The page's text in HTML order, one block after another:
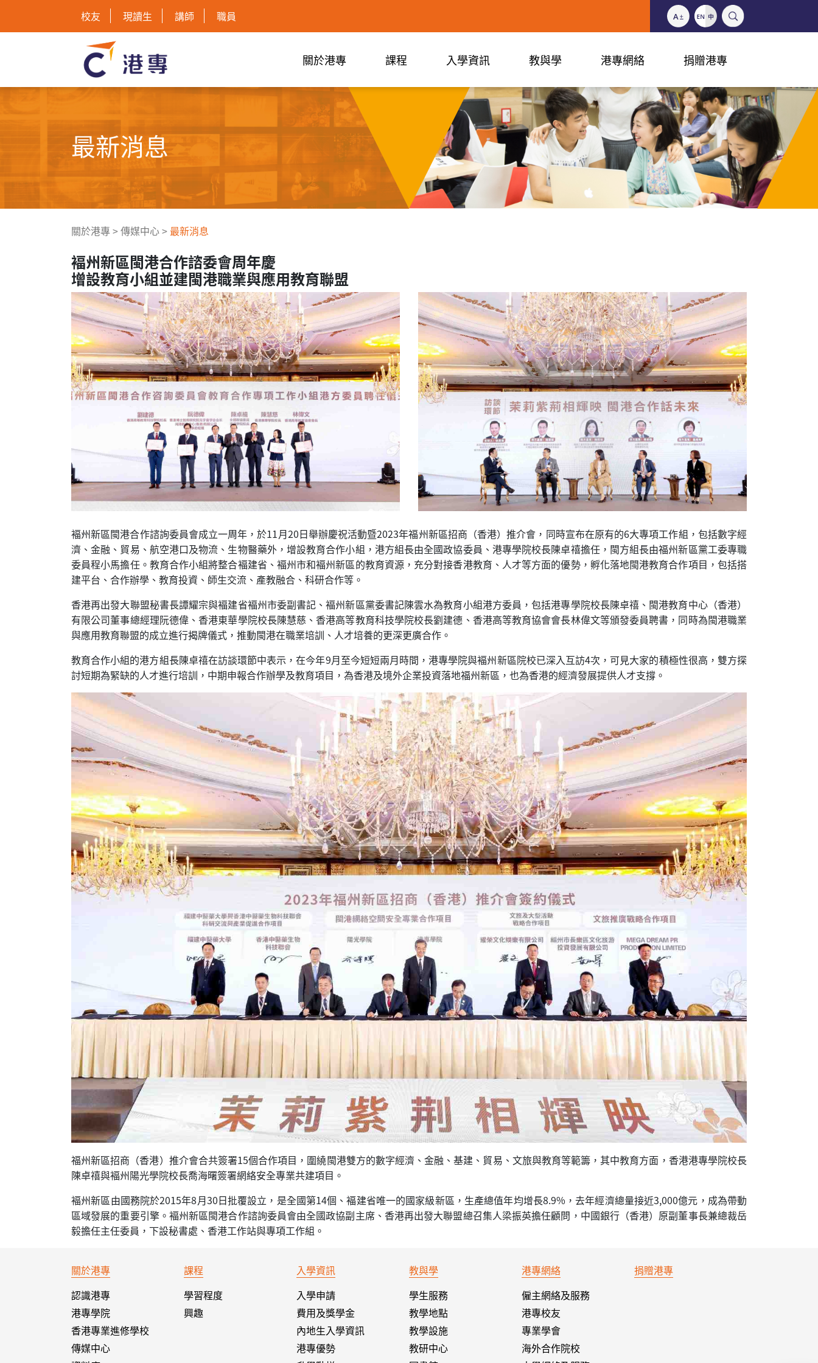
校友 現讀生 講師 職員
關於港專 課程 入學資訊 教與學 港專網絡 捐贈港專
最新消息
關於港專>傳媒中心> 最新消息
褔州新區閩港合作諮委會周年慶
增設教育小組並建閩港職業與應用教育聯盟
褔州新區閩港合作諮詢委員會成立一周年，於11月20日舉辦慶祝活動暨2023年福州新區招商（香港）推介會，同時宣布在原有的6大專項工作組，包括數字經
濟、金融、貿易、航空港口及物流、生物醫藥外，增設教育合作小組，港方組長由全國政協委員、港專學院校長陳卓禧擔任，閩方組長由福州新區黨工委專職
委員程小馬擔任。教育合作小組將整合褔建省、褔州市和褔州新區的教育資源，充分對接香港教育、人才等方面的優勢，孵化落地閩港教育合作項目，包括搭
建平台、合作辦學、教育投資、師生交流、產教融合、科研合作等。
香港再出發大聯盟秘書長譚耀宗與褔建省褔州市委副書記、褔州新區黨委書記陳雲水為教育小組港方委員，包括港專學院校長陳卓禧、閩港教育中心（香港）
有限公司董事總經理阮德偉、香港東華學院校長陳慧慈、香港高等教育科技學院校長劉建德、香港高等教育協會會長林偉文等頒發委員聘書，同時為閩港職業
與應用教育聯盟的成立進行揭牌儀式，推動閩港在職業培訓、人才培養的更深更廣合作。
教育合作小組的港方組長陳卓禧在訪談環節中表示，在今年9月至今短短兩月時間，港專學院與褔州新區院校已深入互訪4次，可見大家的積極性很高，雙方探
討短期為緊缺的人才進行培訓，中期申報合作辦學及教育項目，為香港及境外企業投資落地福州新區，也為香港的經濟發展提供人才支撐。
福州新區招商（香港）推介會合共簽署15個合作項目，圍繞閩港雙方的數字經濟、金融、基建、貿易、文旅與教育等範籌，其中教育方面，香港港專學院校長
陳卓禧與褔州陽光學院校長喬海曙簽署網絡安全專業共建項目。
褔州新區由國務院於2015年8月30日批覆設立，是全國第14個、褔建省唯一的國家級新區，生產總值年均增長8.9%，去年經濟總量接近3,000億元，成為帶動
區域發展的重要引擎。褔州新區閩港合作諮詢委員會由全國政協副主席、香港再出發大聯盟總召集人梁振英擔任顧問，中國銀行（香港）原副董事長兼總裁岳
毅擔任主任委員，下設秘書處、香港工作站與專項工作組。
關於港專
認識港專
港專學院
香港專業進修學校
傳媒中心
課程
學習程度
興趣
入學資訊
入學申請
費用及獎學金
內地生入學資訊
港專優勢
教與學
學生服務
教學地點
教學設施
教研中心
港專網絡
僱主網絡及服務
港專校友
專業學會
海外合作院校
捐贈港專